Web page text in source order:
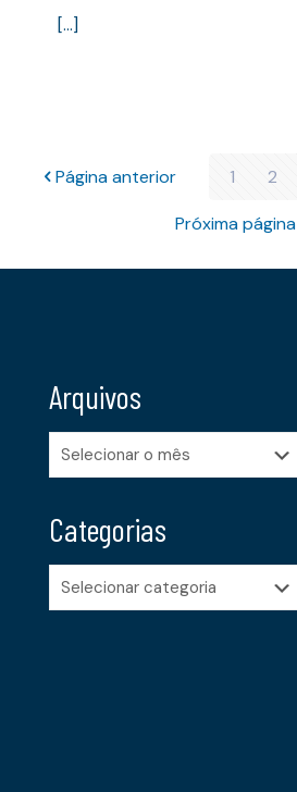
[…]
Página anterior 1 2
Próxima página
Arquivos
Arquivos
Categorias
Categorias